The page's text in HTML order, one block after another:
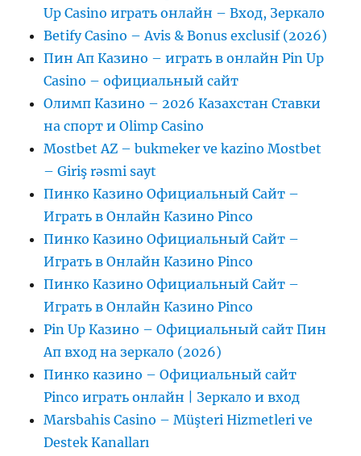
Up Casino играть онлайн – Вход, Зеркало
Betify Casino – Avis & Bonus exclusif (2026)
Пин Ап Казино – играть в онлайн Pin Up
Casino – официальный сайт
Олимп Казино – 2026 Казахстан Ставки
на спорт и Olimp Casino
Mostbet AZ – bukmeker ve kazino Mostbet
– Giriş rəsmi sayt
Пинко Казино Официальный Сайт –
Играть в Онлайн Казино Pinco
Пинко Казино Официальный Сайт –
Играть в Онлайн Казино Pinco
Пинко Казино Официальный Сайт –
Играть в Онлайн Казино Pinco
Pin Up Казино – Официальный сайт Пин
Ап вход на зеркало (2026)
Пинко казино – Официальный сайт
Pinco играть онлайн | Зеркало и вход
Marsbahis Casino – Müşteri Hizmetleri ve
Destek Kanalları